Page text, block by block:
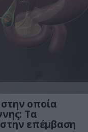
οποία
Tα
επέμβαση